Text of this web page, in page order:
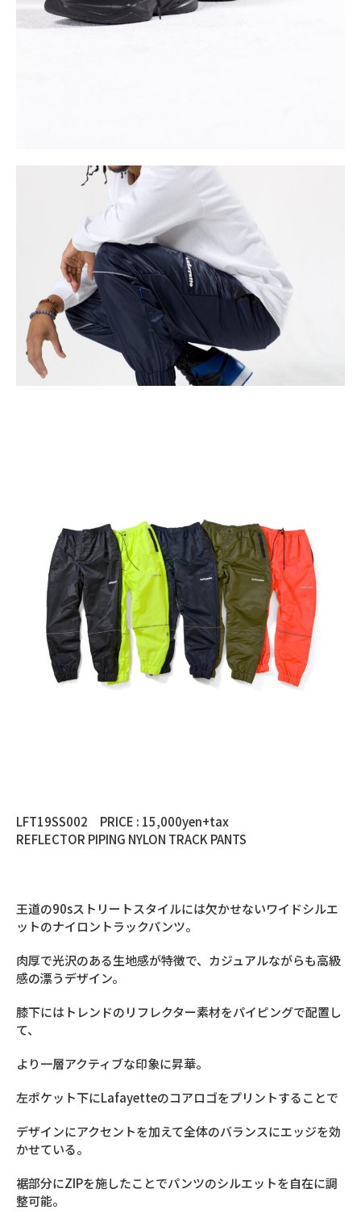
LFT19SS002 PRICE : 15,000yen+tax
REFLECTOR PIPING NYLON TRACK PANTS
王道の90sストリートスタイルには欠かせないワイドシルエ
ットのナイロントラックパンツ。
肉厚で光沢のある生地感が特徴で、カジュアルながらも高級
感の漂うデザイン。
膝下にはトレンドのリフレクター素材をパイピングで配置し
て、
より一層アクティブな印象に昇華。
左ポケット下にLafayetteのコアロゴをプリントすることで
デザインにアクセントを加えて全体のバランスにエッジを効
かせている。
裾部分にZIPを施したことでパンツのシルエットを自在に調
整可能。